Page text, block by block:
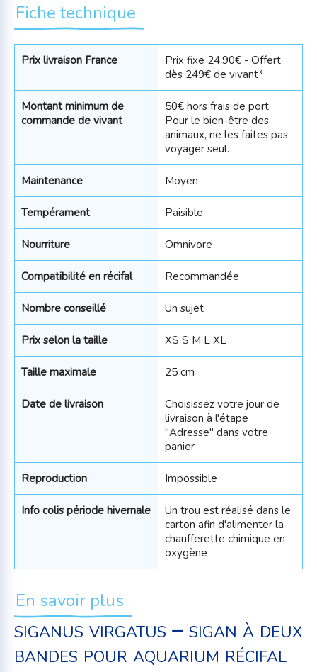
Fiche technique
Prix livraison France
Prix fixe 24.90€ - Offert
dès 249€ de vivant*
Montant minimum de
commande de vivant
50€ hors frais de port.
Pour le bien-être des
animaux, ne les faites pas
voyager seul.
Maintenance Moyen
Tempérament Paisible
Nourriture Omnivore
Compatibilité en récifal Recommandée
Nombre conseillé Un sujet
Prix selon la taille XS S M L XL
Taille maximale 25 cm
Date de livraison
Choisissez votre jour de
livraison à l'étape
"Adresse" dans votre
panier
Reproduction Impossible
Info colis période hivernale
Un trou est réalisé dans le
carton afin d'alimenter la
chaufferette chimique en
oxygène
En savoir plus
siganus virgatus – sigan à deux
bandes pour aquarium récifal